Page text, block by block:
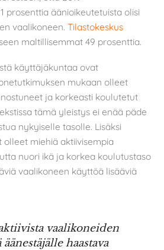
prosenttia äänioikeutetuista olisi
vaalikoneen. Tilastokeskus
maltillisemmat 49 prosenttia.
käyttäjäkuntaa ovat
mukaan olleet
ja korkeasti koulutetut
tämä yleistys ei enää päde
nykyiselle tasolle. Lisäksi
olleet miehiä aktiivisempia
nuori ikä ja korkea koulutustaso
vaalikoneen käyttöä lisääviä
vaalikoneiden
haastava